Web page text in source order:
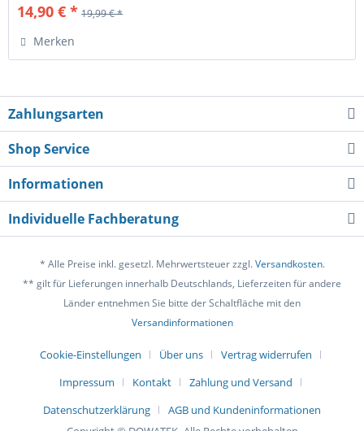
14,90 € * 19,99 € *
Merken
Zahlungsarten
Shop Service
Informationen
Individuelle Fachberatung
* Alle Preise inkl. gesetzl. Mehrwertsteuer zzgl.Versandkosten.
** gilt für Lieferungen innerhalb Deutschlands, Lieferzeiten für andere
Länder entnehmen Sie bitte der Schaltfläche mit den
Versandinformationen
Cookie-Einstellungen Über uns
Vertrag widerrufen
Impressum
Kontakt
Zahlung und Versand
Datenschutzerklärung
AGB und Kundeninformationen